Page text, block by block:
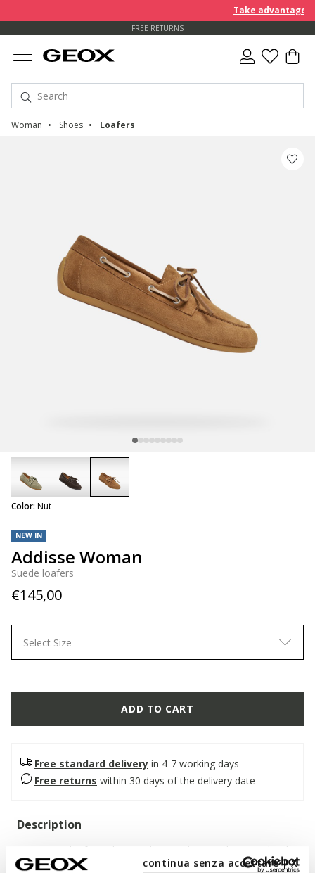
continua senza accettare | X
Take advantage
FREE STANDARD DELIVERY FOR ORDERS OVER 90.00 €
FREE RETURNS
Woman Shoes Loafers
NEW IN
Addisse Woman
Suede loafers
€145,00
Color: Nut
Select Size
ADD TO CART
Free standard delivery in 4-7 working days
Free returns within 30 days of the delivery date
Description
A women’s loafer with an understated yet sophisticated style,
the perfect companion for hectic days in the city. In this